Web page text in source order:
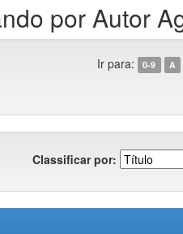
por Autor
Ir para: 0-9 A
Classificar por: